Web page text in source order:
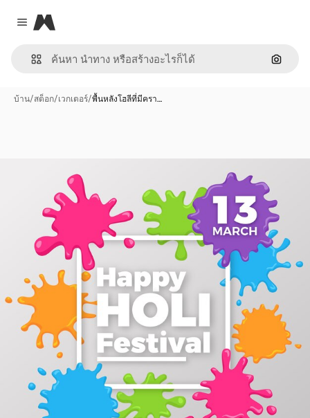
Close menu
Magnific
ค้นหา
บ้าน/สต็อก/เวกเตอร์/พื้นหลังโฮลีที่มีครา…